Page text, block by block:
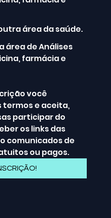
área da saúde.
área de Análises
farmácia e
você
termos e aceita,
participar do
os links das
comunicados de
ou pagos.